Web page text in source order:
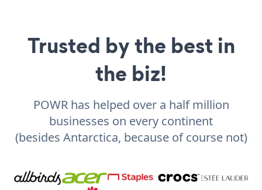
Trusted by the best in
the biz!
POWR has helped over a half million
businesses on every continent
(besides Antarctica, because of course not)